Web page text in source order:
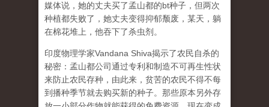
媒体说，她的丈夫买了孟山都的bt种子，但两次
种植都失败了，她丈夫变得抑郁颓废，某天，躺
在棉花堆上，他吞下了杀虫剂。
印度物理学家Vandana Shiva揭示了农民自杀的
秘密：孟山都公司通过专利和制造不可再生性状
来防止农民存种，由此来，贫苦的农民不得不每
到播种季节就去购买新的种子。那些原本另外存